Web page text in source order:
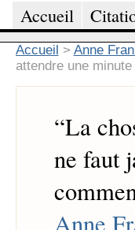
Accueil
Accueil > Anne
attendre une
“La
ne faut